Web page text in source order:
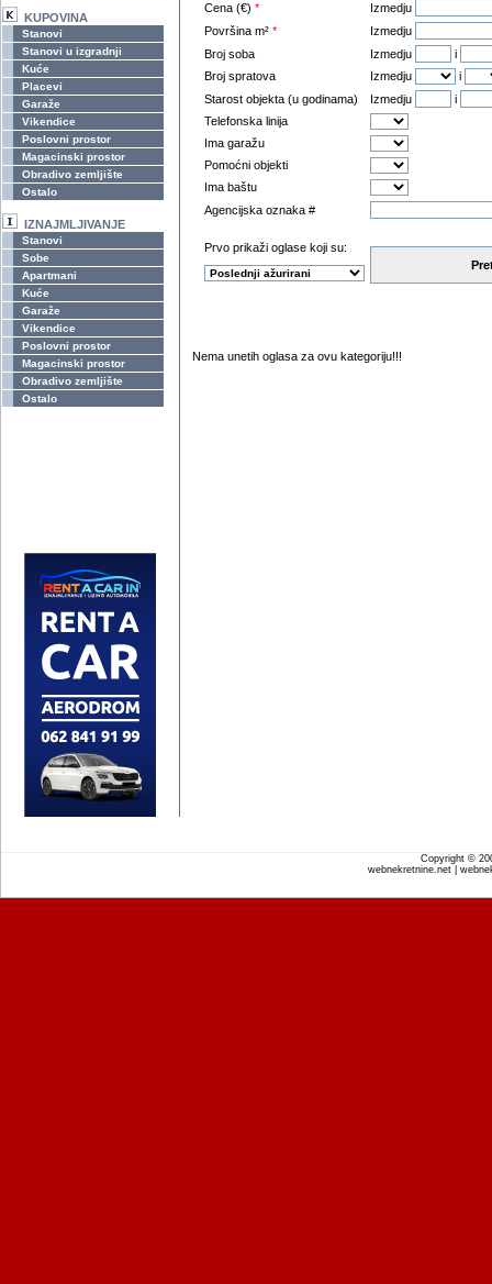
KUPOVINA
Stanovi
Stanovi u izgradnji
Kuće
Placevi
Garaže
Vikendice
Poslovni prostor
Magacinski prostor
Obradivo zemljište
Ostalo
IZNAJMLJIVANJE
Stanovi
Sobe
Apartmani
Kuće
Garaže
Vikendice
Poslovni prostor
Magacinski prostor
Obradivo zemljište
Ostalo
Cena (€) *
Izmedju
Površina m² *
Izmedju
Broj soba
Izmedju
i
Broj spratova
Izmedju
i
Starost objekta (u godinama)
Izmedju
i
Telefonska linija
Ima garažu
Pomoćni objekti
Ima baštu
Agencijska oznaka #
Prvo prikaži oglase koji su:
Nema unetih oglasa za ovu kategoriju!!!
Copyright ©
webnekretnine.net |